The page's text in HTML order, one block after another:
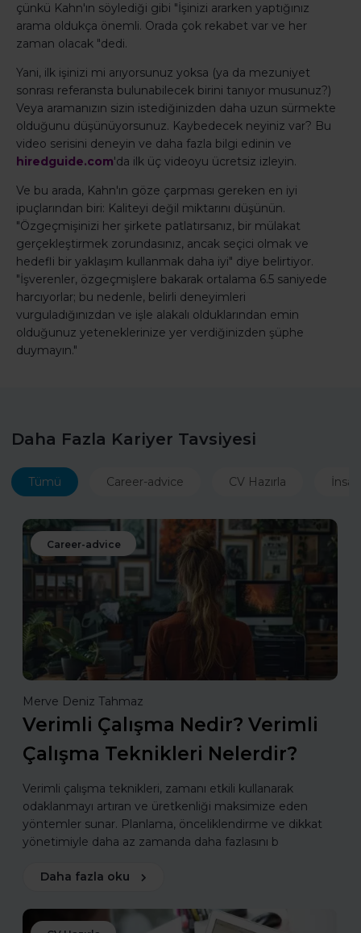
çünkü Kahn'ın söylediği gibi "İşinizi ararken yaptığınız
arama oldukça önemli. Orada çok rekabet var ve her
zaman olacak "dedi.
Yani, ilk işinizi mi arıyorsunuz yoksa (ya da mezuniyet
sonrası referansta bulunabilecek birini tanıyor musunuz?)
Veya aramanızın sizin istediğinizden daha uzun sürmekte
olduğunu düşünüyorsunuz. Kaybedecek neyiniz var? Bu
video serisini deneyin ve daha fazla bilgi edinin ve
hiredguide.com'da ilk üç videoyu ücretsiz izleyin.
Ve bu arada, Kahn'ın göze çarpması gereken en iyi
ipuçlarından biri: Kaliteyi değil miktarını düşünün.
"Özgeçmişinizi her şirkete patlatırsanız, bir mülakat
gerçekleştirmek zorundasınız, ancak seçici olmak ve
hedefli bir yaklaşım kullanmak daha iyi" diye belirtiyor.
"İşverenler, özgeçmişlere bakarak ortalama 6.5 saniyede
harcıyorlar; bu nedenle, belirli deneyimleri
vurguladığınızdan ve işle alakalı olduklarından emin
olduğunuz yeteneklerinize yer verdiğinizden şüphe
duymayın."
Daha Fazla Kariyer Tavsiyesi
Tümü Career-advice CV Hazırla
Career-advice
Merve Deniz Tahmaz
Verimli Çalışma Nedir? Verimli
Çalışma Teknikleri Nelerdir?
Verimli çalışma teknikleri, zamanı etkili kullanarak
odaklanmayı artıran ve üretkenliği maksimize eden
yöntemler sunar. Planlama, önceliklendirme ve dikkat
yönetimiyle daha az zamanda daha fazlasını b
Daha fazla oku